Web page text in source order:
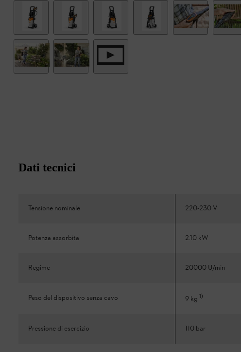
Dati tecnici
Tensione nominale 220-230 V
Potenza assorbita 2.10 kW
Regime 20000 U/min
Peso del dispositivo senza cavo 9 kg 1)
Pressione di esercizio 110 bar